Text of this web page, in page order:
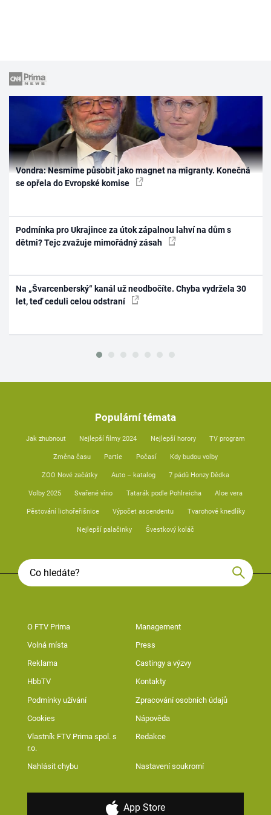
Vondra: Nesmíme působit jako magnet na migranty. Konečná
se opřela do Evropské komise
Podmínka pro Ukrajince za útok zápalnou lahví na dům s
dětmi? Tejc zvažuje mimořádný zásah
Na „Švarcenberský“ kanál už neodbočíte. Chyba vydržela 30
let, teď ceduli celou odstraní
Populární témata
Jak zhubnout Nejlepší filmy 2024 Nejlepší horory TV program
Změna času Partie Počasí Kdy budou volby
ZOO Nové začátky Auto – katalog 7 pádů Honzy Dědka
Volby 2025 Svařené víno Tatarák podle Pohlreicha Aloe vera
Pěstování lichořeřišnice Výpočet ascendentu Tvarohové knedlíky
Nejlepší palačinky Švestkový koláč
O FTV Prima Management
Volná místa Press
Reklama Castingy a výzvy
HbbTV Kontakty
Podmínky užívání Zpracování osobních údajů
Cookies Nápověda
Vlastník FTV Prima spol. s
r.o.
Redakce
Nahlásit chybu Nastavení soukromí
App Store